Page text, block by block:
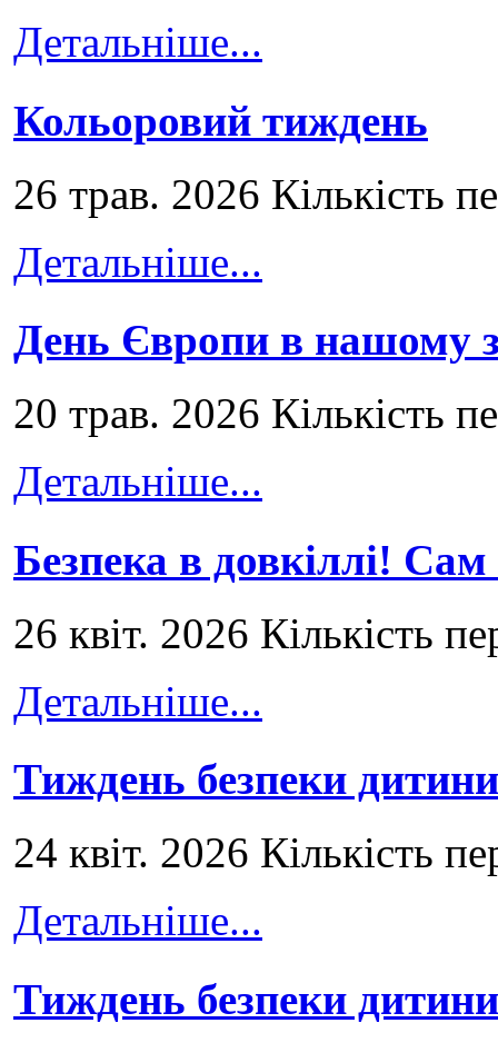
Детальніше...
Кольоровий тиждень
26 трав. 2026 Кількість
Детальніше...
День Європи в нашому
20 трав. 2026 Кількість
Детальніше...
Безпека в довкіллі!
26 квіт. 2026 Кількість
Детальніше...
Тиждень безпеки
24 квіт. 2026 Кількість
Детальніше...
Тиждень безпеки